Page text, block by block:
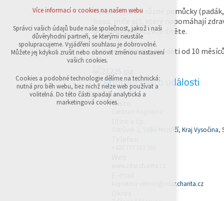
Cvičení využívá různé pomůcky
bosu, míče aj.), které napomáhají
pohybovému rozvoji dítěte.
Cvičení je vhodné pro děti od 10
Podrobnosti o události
Místo
Velké Meziříčí, Kraj Vysočina,
kopretina.velmez@zdar.charita.cz
analytická pro anonymizované vyhodnocení
návštěvnosti
marketingová cookies (Google,Sklik)
Více informací o cookies na našem webu
Přijmout všechny cookies
Odmítnout vše
Více informací o cookies na našem webu
Správci vašich údajů bude naše společnost, jakož i naši
důvěryhodní partneři, se kterými neustále
spolupracujeme. Vyjádření souhlasu je dobrovolné.
Můžete jej kdykoli zrušit nebo obnovit změnou nastavení
vašich cookies.
Cookies a podobné technologie dělíme na technická:
nutná pro běh webu, bez nichž nelze web používat a
volitelná. Do této části spadají analytická a
marketingová cookies.